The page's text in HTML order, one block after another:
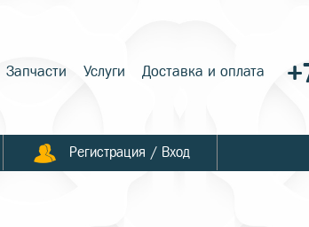
Запчасти Услуги Доставка и оплата
Регистрация / Вход